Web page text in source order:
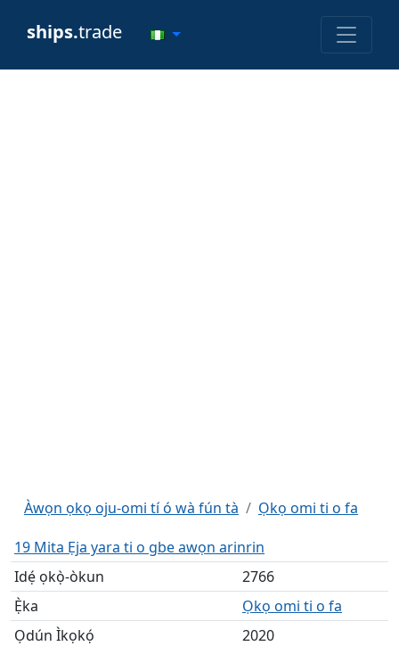
ships.trade
Àwọn ọkọ oju-omi tí ó wà fún tà
Ọkọ omi ti o fa
19 Mita Ẹja yara ti o gbe awọn arinrin
Idẹ́ ọkọ̀-òkun
2766
Ẹ̀ka
Ọkọ omi ti o fa
Ọdún Ìkọkọ́
2020